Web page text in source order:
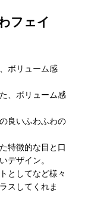
フェイ
ボリューム感
、ボリューム感
良いふわふわの
特徴的な目と口
デザイン。
としてなど様々
スしてくれま